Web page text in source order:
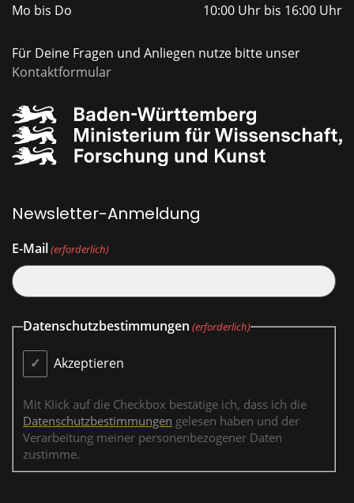
Mo bis Do 10:00 Uhr bis 16:00 Uhr
Für Deine Fragen und Anliegen nutze bitte unser
Kontaktformular
Newsletter-Anmeldung
E-Mail(erforderlich)
Datenschutzbestimmungen (erforderlich)
Akzeptieren
Mit Klick auf die Checkbox bestätige ich, dass ich die
Datenschutzbestimmungen gelesen haben und der
Verarbeitung meiner personenbezogener Daten
zustimme.